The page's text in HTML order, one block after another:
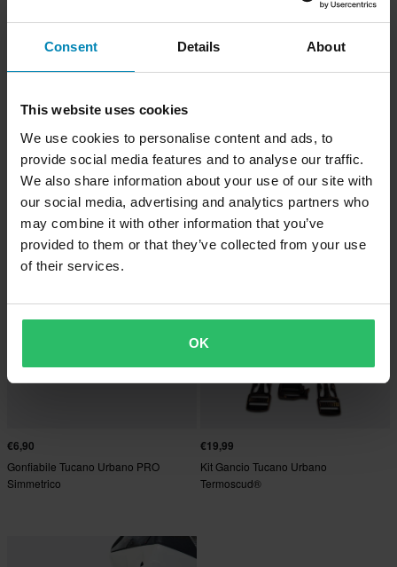
Consent Details About
This website uses cookies
We use cookies to personalise content and ads, to
provide social media features and to analyse our traffic.
We also share information about your use of our site with
our social media, advertising and analytics partners who
may combine it with other information that you’ve
provided to them or that they’ve collected from your use
of their services.
OK
€61,99 -11%
Polyamide
€54,90
4 Reviews
Coprigambe Tucano Urbano
Termoscud® Universale
€6,90
Gonfiabile Tucano Urbano PRO
Simmetrico
€19,99
Kit Gancio Tucano Urbano
Termoscud®